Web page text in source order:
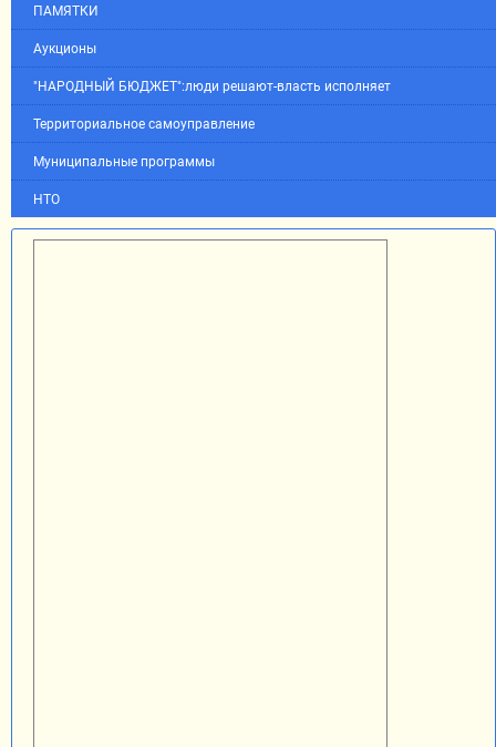
ПАМЯТКИ
Аукционы
"НАРОДНЫЙ БЮДЖЕТ":люди решают-власть исполняет
Территориальное самоуправление
Муниципальные программы
НТО